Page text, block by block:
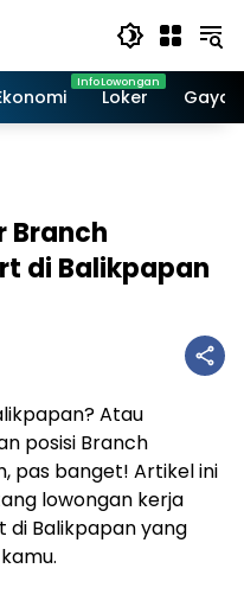
Loker Gaya
Branch
di Balikpapan
Atau
posisi Branch
pas banget! Artikel ini
lowongan kerja
Balikpapan yang